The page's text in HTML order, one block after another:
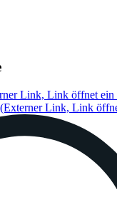
Link, Link öffnet ein
(Externer Link, Link